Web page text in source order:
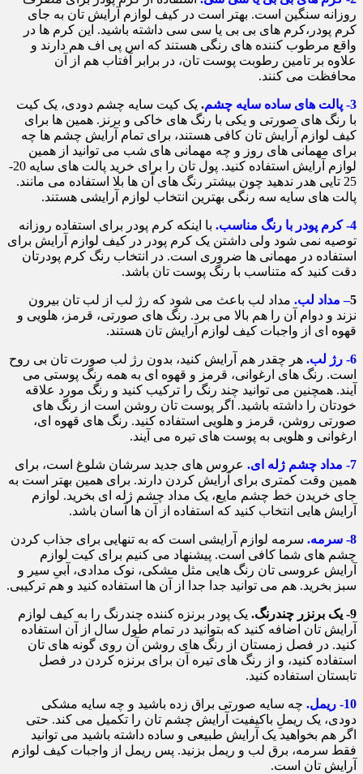
روزانه سنگین است. بهتر است در کیف لوازم آرایش تان به جای
کرم پودر،کرم های بی بی یا سی سی داشته باشید. این کرم ها در
واقع مرطوب کننده های رنگی هستند که اس پی اف هم دارند و
علاوه بر تامین رطوبت پوست تان، در برابر آفتاب هم از آن
محافظت می کنند.
3- پالت های ساده سایه چشم . یک کیت سایه چشم دودی، یک کیت
با رنگ های صورتی و یکی با رنگ های خاکی و برنز. همین ها برای
کیف لوازم آرایش تان کافی هستند، برای تمام آرایش چشم ها چه
برای مهمانی های روز و چه مهمانی های شب می توانید از همین
لوازم آرایش استفاده کنید. پول تان را برای خرید پالت های سایه 20-
25 تایی هدر ندهید چون بیشتر رنگ های آن ها بلا استفاده می مانند.
پالت های سایه سه رنگی بهترین انتخاب لوازم آرایشی هستند.
4- کرم پودر با رنگ مناسب.
با اینکه کرم پودر برای استفاده روزانه
توصیه نمی شود ولی داشتن یک کرم پودر در کیف لوازم آرایش برای
استفاده در مهمانی ها ضروری است. در انتخاب رنگ کرم پودرتان
دقت کنید که متناسب با رنگ پوست تان باشد.
5– مداد لب. مداد لب باعث می شود که رژ لب از لب تان بیرون
نزند و دوام آن را هم بالا می برد. رنگ های صورتی، قرمز، هلویی و
قهوه ای از واجبات کیف لوازم آرایش تان هستند.
6- رژ لب.
هر چقدر هم آرایش کنید، بدون رژ لب صورت تان بی روح
است. رنگ های ارغوانی، قرمز و قهوه ای به همه رنگ پوستی می
آیند. همچنین می توانید چند رنگ را ترکیب کنید و رنگ مورد علاقه
خودتان را داشته باشید. اگر پوست تان روشن است از رنگ های
صورتی روشن، قرمز و هلویی استفاده کنید. رنگ های قهوه ای،
ارغوانی و هلویی به پوست های تیره می آیند.
7- مداد چشم ژله ای.
عروس های جدید سرشان شلوغ است، برای
همین وقت کمتری برای آرایش کردن دارند. برای همین بهتر است به
جای خریدن خط چشم مایع، یک مداد چشم ژله ای بخرید. لوازم
آرایش هایی انتخاب کنید که استفاده از آن ها آسان باشد.
8- سرمه.
سرمه لوازم آرایشی است که به تنهایی برای جذاب کردن
چشم های شما کافی است. پیشنهاد می کنیم برای کیت لوازم
آرایش عروسی تان رنگ هایی مثل مشکی، نوک مدادی، آبیِ سیر و
سبز بخرید. هم می توانید جدا جدا از آن ها استفاده کنید و هم ترکیبی.
9- یک برنزر چندرنگ.
یک پودر برنزه کننده چندرنگ را به کیف لوازم
آرایش تان اضافه کنید که بتوانید در تمام طول سال از آن استفاده
کنید. در فصل زمستان از رنگ های روشن آن روی گونه های تان
استفاده کنید، و از رنگ های تیره آن برای برنزه کردن در فصل
تابستان استفاده کنید.
10- ریمل.
چه سایه صورتی براق زده باشید و چه سایه مشکی
دودی، یک ریملِ باکیفیت آرایش چشم تان را تکمیل می کند. حتی
اگر هم بخواهید یک آرایش طبیعی و ساده داشته باشید می توانید
فقط سرمه، برق لب و ریمل بزنید. پس ریمل از واجبات کیف لوازم
آرایش تان است.